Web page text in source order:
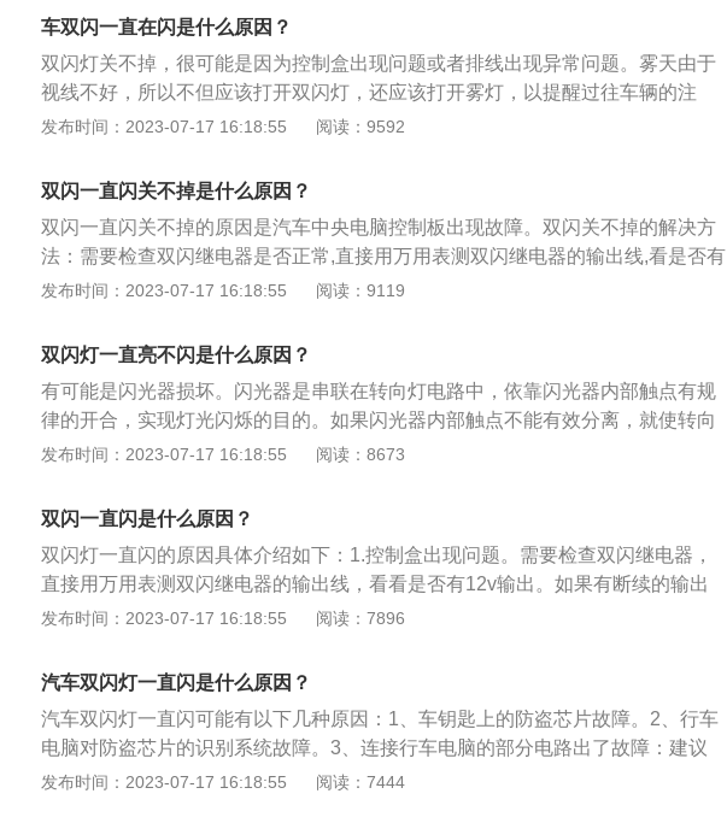
驶。2、汽车出现故障，无法启动，停在道路上，车辆就可以开启双闪，并且在
车后放置三角架，提醒其他车主。3、汽车在排队行驶时，就会开启双闪，提醒
后面的车辆不要跟车太紧，保持车距，控制车速。4、汽车在大雾天行驶时，因
为视线不好，开启双闪灯提醒其他车主，避免出现车辆追尾。5、出租车司机或
避。6、如果车辆在行驶时，发现前方的道路出现问题，可以通过开双闪的方
式，提醒其他车主，注意路况，减速慢行。
系维修汽车行车电脑的人员，由专业的维修工人到现场解决车辆的故障。6.双闪
灯开关或双闪灯电路有问题，处理方法：就是直接拔掉双闪灯的保险丝。此时双
闪不会一直闪，同时也不会干扰车锁和方向灯的使用。是比较果断的治疗方法。
灯一直闪需要及时检修，避免此类情况为车辆的电瓶带来负担，导致电瓶亏电，
为排线出现异常问题，这时候就需要专业人员进行排查了。其次，还有一种解决
方法，就是直接将双闪灯的保险丝拔掉，这时候双闪掉就不会一直闪了，同时也
不会影响锁车和转向灯的使用；算是一个比较果断的处理方法吧。但在下是不怎
么建议这么做的，因为当拔掉保险丝之后，就意味着双闪灯被强制关闭了，如果
到时候真的遇到一些紧急的情况，就无法用危险灯来提醒后方来车了，存在一定
车双闪一直在闪是什么原因？
双闪灯关不掉，很可能是因为控制盒出现问题或者排线出现异常问题。雾天由于
视线不好，所以不但应该打开双闪灯，还应该打开雾灯，以提醒过往车辆的注
意，以及为自己照明。发生故障或者发生交通事故，在道路上发生故障或者发生
生故障、事故停车后，不按规定使用灯光和设置警告标志的一次记12分。
发布时间：2023-07-17 16:18:55 阅读：9592
双闪一直闪关不掉是什么原因？
双闪一直闪关不掉的原因是汽车中央电脑控制板出现故障。双闪关不掉的解决方
法：需要检查双闪继电器是否正常,直接用万用表测双闪继电器的输出线,看是否有
12v输出,如果有断续的输出变化就说明正常,如果没有输出或者一直都是12v输出,
使用范围是有严格规定，滥用或者不用都可能面临罚款。因此了解双闪灯什么时
候该开启，什么时候不该开启非常有必要。双闪灯在开车过程中，如果需要其他
车辆减速甚至停车来避让，则通常情况下就需要开启双闪灯。
发布时间：2023-07-17 16:18:55 阅读：9119
双闪灯一直亮不闪是什么原因？
有可能是闪光器损坏。闪光器是串联在转向灯电路中，依靠闪光器内部触点有规
律的开合，实现灯光闪烁的目的。如果闪光器内部触点不能有效分离，就使转向
灯一直处于通电状态，所以就无法闪烁。以下是双闪灯一直亮不闪的原因：接触
一遍车门是否关好，确认没关好的把它关好就可以。双闪灯：汽车双闪灯就是危
险报警闪光灯，意思就是为了提醒其他车辆与行人本车发生特殊情况，让行人及
时避让，也就是在开车过程中，如果需要其他车辆减速甚至停车来避让，这种情
况下就需要开启双闪灯。
发布时间：2023-07-17 16:18:55 阅读：8673
双闪一直闪是什么原因？
双闪灯一直闪的原因具体介绍如下：1.控制盒出现问题。需要检查双闪继电器，
直接用万用表测双闪继电器的输出线，看看是否有12v输出。如果有断续的输出
变化就说明是正常，如果没有输出或者一直都是12v输出，就说明双闪继电器已
灯、水温报警灯、胎压报警灯、电瓶报警灯、电子车身稳定系统指示灯。4.胎压
报警灯亮。确定是压力过大，还是压力不足。压力过大，行驶过程中容易爆胎，
所以要将胎压的压力降下来。电瓶指示灯是用来显示汽车电瓶的工作状态，其颜
色通常为红色或黄色。
发布时间：2023-07-17 16:18:55 阅读：7896
汽车双闪灯一直闪是什么原因？
汽车双闪灯一直闪可能有以下几种原因：1、车钥匙上的防盗芯片故障。2、行车
电脑对防盗芯片的识别系统故障。3、连接行车电脑的部分电路出了故障：建议
去4S店检查。4、电子类故障：用备用钥匙试下，看故障是否存在。双闪灯在下
发布时间：2023-07-17 16:18:55 阅读：7444